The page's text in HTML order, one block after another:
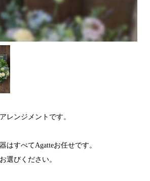
レンジメントです。
はすべてAgatteお任せです。
選びください。